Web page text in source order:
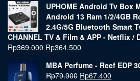
UPHOME Android Tv Box
Android 13 Ram 1/2/4GB
2.4G/5G Bluetooth Smart
CHANNEL TV & Film & APP - Netflix /
Rp369.000 Rp364.500
MBA Perfume - Reef EDP
Rp79.900 Rp67.400